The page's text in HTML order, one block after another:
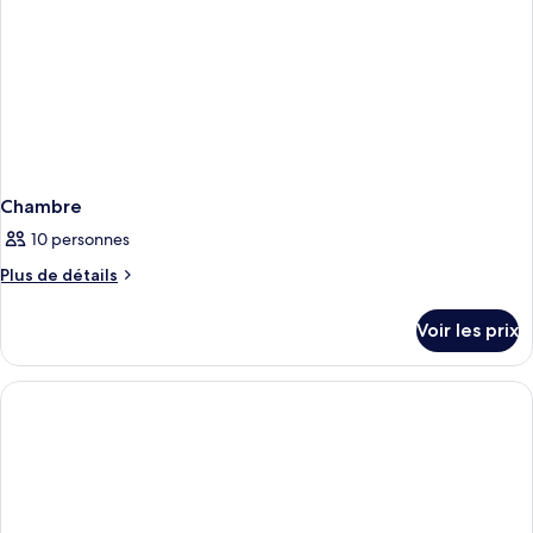
Chambre
10 personnes
Plus de détails
Plus
le
type
de
Voir les prix